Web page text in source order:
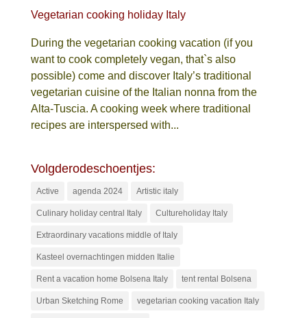
Vegetarian cooking holiday Italy
During the vegetarian cooking vacation (if you
want to cook completely vegan, that`s also
possible) come and discover Italy’s traditional
vegetarian cuisine of the Italian nonna from the
Alta-Tuscia. A cooking week where traditional
recipes are interspersed with...
Volgderodeschoentjes:
Active agenda 2024 Artistic italy
Culinary holiday central Italy Cultureholiday Italy
Extraordinary vacations middle of Italy
Kasteel overnachtingen midden Italie
Rent a vacation home Bolsena Italy tent rental Bolsena
Urban Sketching Rome vegetarian cooking vacation Italy